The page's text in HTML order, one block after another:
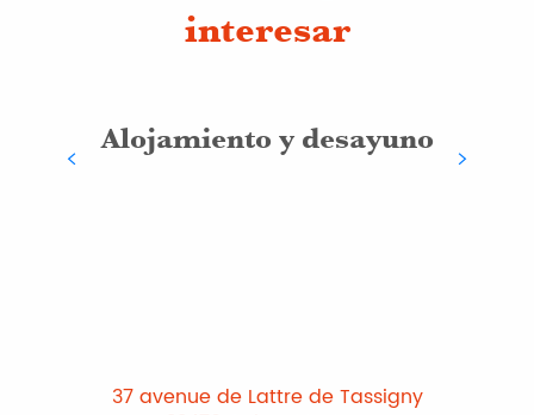
interesar
Alojamiento y desayuno
37 avenue de Lattre de Tassigny